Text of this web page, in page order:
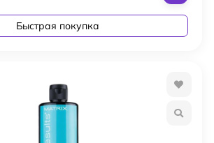
Быстрая покупка